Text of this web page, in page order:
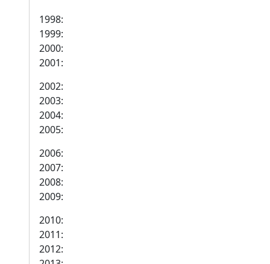
1998:
1999:
2000:
2001:
2002:
2003:
2004:
2005:
2006:
2007:
2008:
2009:
2010:
2011:
2012: